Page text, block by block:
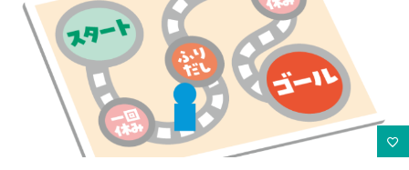
無料診断
イベント・セミナー情報
コンテンツ
LINEお友達登録